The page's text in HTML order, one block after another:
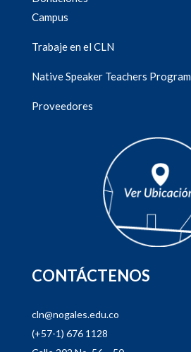
Campus
Trabaje en el CLN
Native Speaker Teachers Program
Proveedores
CONTÁCTENOS
cln@nogales.edu.co
(+57-1) 676 1128